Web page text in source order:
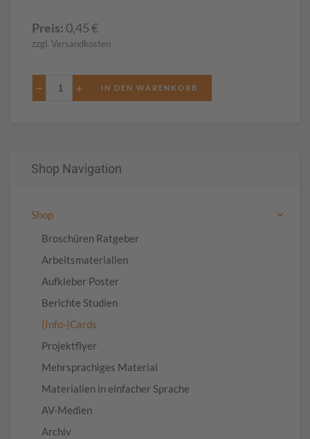
Preis: 0,45€
zzgl. Versandkosten
− +
Shop Navigation
Shop
Broschüren Ratgeber
Arbeitsmaterialien
Aufkleber Poster
Berichte Studien
(Info-)Cards
Projektflyer
Mehrsprachiges Material
Materialien in einfacher Sprache
AV-Medien
Archiv